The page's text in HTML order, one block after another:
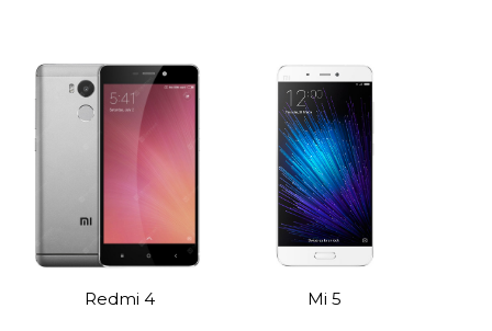
Redmi 4 Mi 5